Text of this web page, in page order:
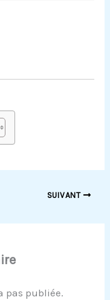
SUIVANT
pas publiée.